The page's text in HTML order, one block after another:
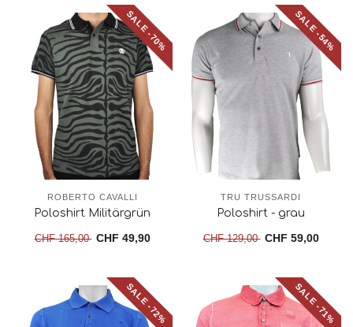
SALE -70%
ROBERTO CAVALLI
Poloshirt Militärgrün
CHF 165,00 CHF 49,90
SALE -54%
TRU TRUSSARDI
Poloshirt - grau
CHF 129,00 CHF 59,00
SALE -72% SALE -71%